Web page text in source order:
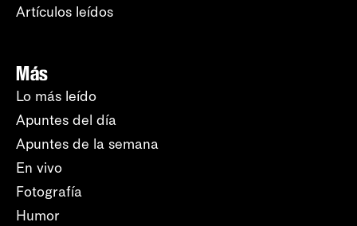
Artículos leídos
Más
Lo más leído
Apuntes del día
Apuntes de la semana
En vivo
Fotografía
Humor